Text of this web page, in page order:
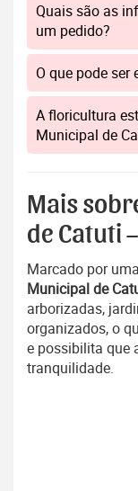
Quais são as
um pedido?
O que pode ser
A floricultura
Municipal de
Mais
de Catuti
Marcado por
Municipal de
arborizadas,
organizados, o
e possibilita que
tranquilidade.